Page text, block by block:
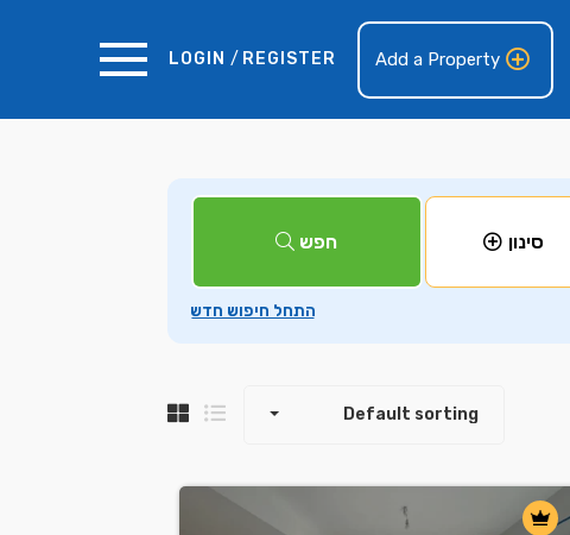
LOGIN / REGISTER Add a Property
סינון חפש
Default sorting